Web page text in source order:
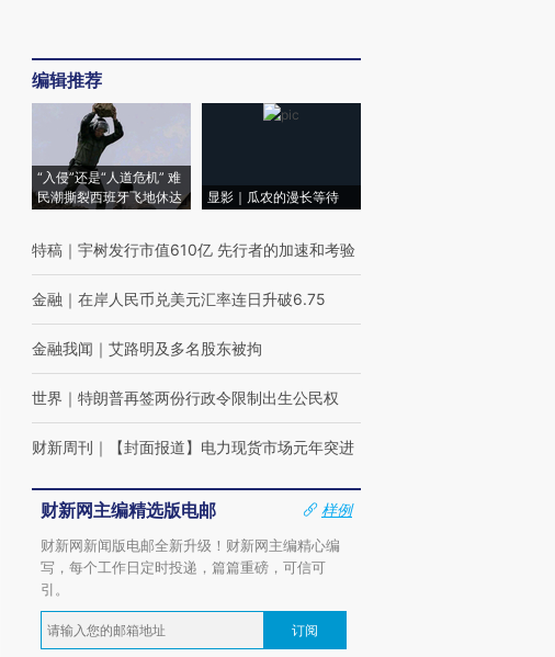
编辑推荐
“入侵”还是“人道危机” 难
民潮撕裂西班牙飞地休达
显影｜瓜农的漫长等待
特稿 ｜ 宇树发行市值610亿 先行者的加速和考验
金融 ｜ 在岸人民币兑美元汇率连日升破6.75
金融我闻 ｜ 艾路明及多名股东被拘
世界 ｜ 特朗普再签两份行政令限制出生公民权
财新周刊 ｜ 【封面报道】电力现货市场元年突进
财新网主编精选版电邮
样例
财新网新闻版电邮全新升级！财新网主编精心编
写，每个工作日定时投递，篇篇重磅，可信可
引。
订阅